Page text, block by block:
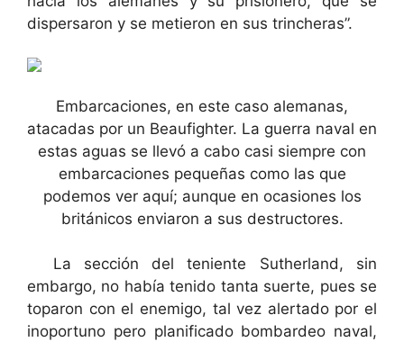
dispersaron y se metieron en sus trincheras”.
Embarcaciones, en este caso alemanas,
atacadas por un Beaufighter. La guerra naval en
estas aguas se llevó a cabo casi siempre con
embarcaciones pequeñas como las que
podemos ver aquí; aunque en ocasiones los
británicos enviaron a sus destructores.
La sección del teniente Sutherland, sin
embargo, no había tenido tanta suerte, pues se
toparon con el enemigo, tal vez alertado por el
inoportuno pero planificado bombardeo naval,